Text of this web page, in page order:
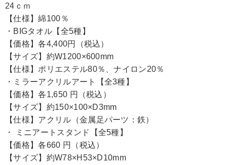
24ｃｍ
【仕様】綿100％
・BIGタオル【全5種】
【価格】各4,400円（税込）
【サイズ】約W1200×600mm
【仕様】ポリエステル80％、ナイロン20％
・ミラーアクリルアート【全3種】
【価格】各1,650 円（税込）
【サイズ】約150×100×D3mm
【仕様】アクリル（金属足パーツ：鉄）
・ ミニアートスタンド【全5種】
【価格】各660 円（税込）
【サイズ】約W78×H53×D10mm